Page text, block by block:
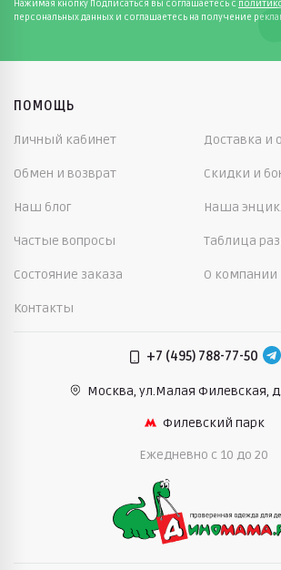
Нажимая кнопку Подписаться вы соглашаетесь с
персональных данных и соглашаетесь на получение
ПОМОЩЬ
Личный кабинет Доставка и
Обмен и возврат Скидки и
Наш блог Наша
Частые вопросы Таблица
Состояние заказа О компании
Контакты
+7 (495) 788-77-50
Москва, ул.Малая Филевская,
Филевский парк
Ежедневно c 10 до 20